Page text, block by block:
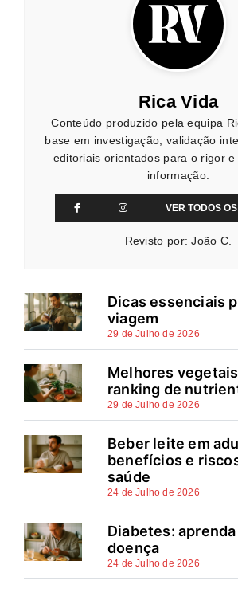
Rica Vida
Conteúdo produzido pela equipa
base em investigação, validação
editoriais orientados para o rigor e
informação.
VER TODOS
Revisto por: João C.
Dicas essenciais
viagem
29 de Julho de 2026
Melhores
ranking de
29 de Julho de 2026
Beber leite em
benefícios e
saúde
24 de Julho de 2026
Diabetes:
doença
24 de Julho de 2026